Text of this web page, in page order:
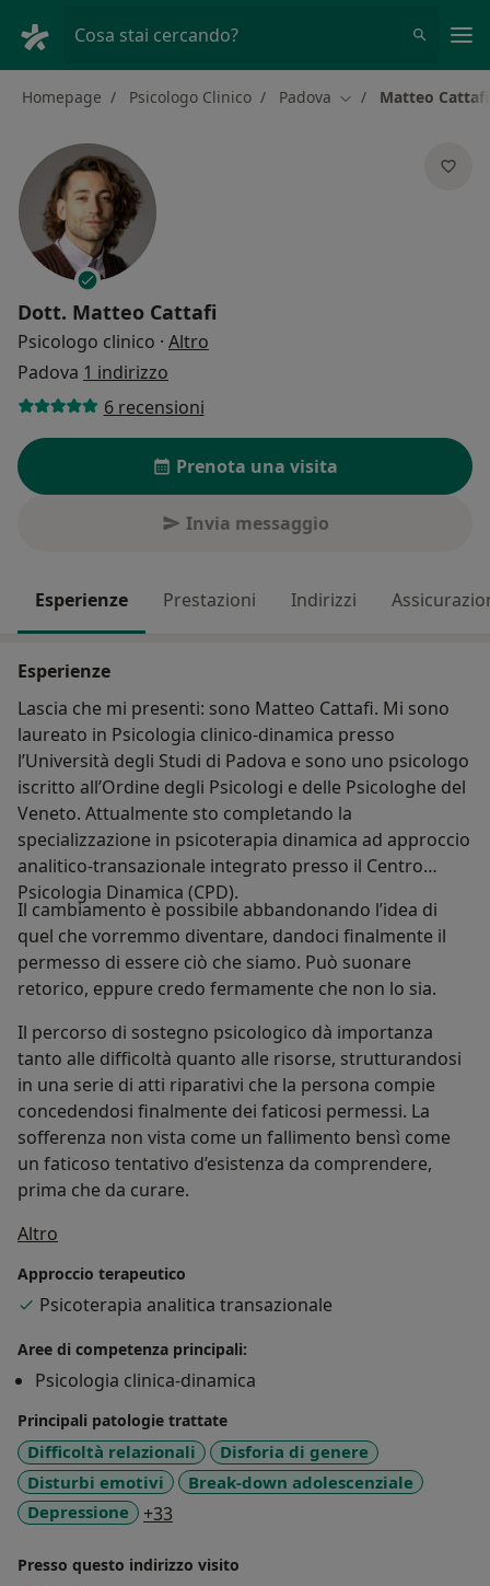
Cosa stai cercando?
Homepage Psicologo Clinico Padova Cambia città
Matteo Cattafi
Dott. Matteo Cattafi
Psicologo clinico · Altro
Padova 1 indirizzo
6 recensioni
Prenota una visita
Invia messaggio
Esperienze Prestazioni Indirizzi
Esperienze
Lascia che mi presenti: sono Matteo Cattafi. Mi sono
laureato in Psicologia clinico-dinamica presso
l’Università degli Studi di Padova e sono uno psicologo
iscritto all’Ordine degli Psicologi e delle Psicologhe del
Veneto. Attualmente sto completando la
specializzazione in psicoterapia dinamica ad approccio
analitico-transazionale integrato presso il Centro
Psicologia Dinamica (CPD).
Il cambiamento è possibile abbandonando l’idea di
quel che vorremmo diventare, dandoci finalmente il
permesso di essere ciò che siamo. Può suonare
retorico, eppure credo fermamente che non lo sia.
Il percorso di sostegno psicologico dà importanza
tanto alle difficoltà quanto alle risorse, strutturandosi
in una serie di atti riparativi che la persona compie
concedendosi finalmente dei faticosi permessi. La
sofferenza non vista come un fallimento bensì come
un faticoso tentativo d’esistenza da comprendere,
prima che da curare.
Altro
Approccio terapeutico
Psicoterapia analitica transazionale
Aree di competenza principali:
Psicologia clinica-dinamica
Principali patologie trattate
Difficoltà relazionali
Disforia di genere
Disturbi emotivi
Break-down adolescenziale
Depressione
+33
Presso questo indirizzo visito